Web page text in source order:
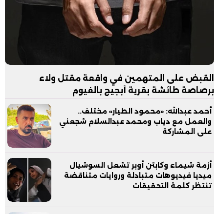
القبض على المتهمين في واقعة مقتل ولاء
برصاصة طائشة بقرية أبجيج بالفيوم
أحمد عبدالله: «محمود الطيار» مختلف..
والعمل مع دياب ومحمد عبدالسلام شجعني
على المشاركة
أزمة شيماء وكابتن أوبر تشعل السوشيال
ميديا فيديوهات متبادلة وروايات متناقضة
تنتظر كلمة التحقيقات